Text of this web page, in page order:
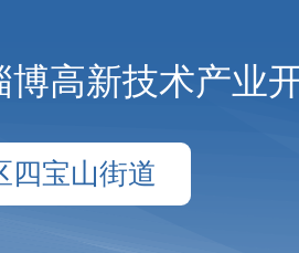
博高新技术产业
四宝山街道